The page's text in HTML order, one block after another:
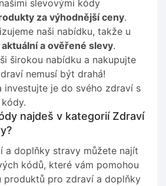
slevovými kódy
za výhodnější ceny.
naši nabídku, takže u
aktuální a ověřené slevy.
širokou nabídku a nakupujte
nemusí být drahá!
investujte je do svého zdraví s
najdeš v kategorií Zdraví
a doplňky stravy můžete najít
kódů, které vám pomohou
produktů pro zdraví a doplňky